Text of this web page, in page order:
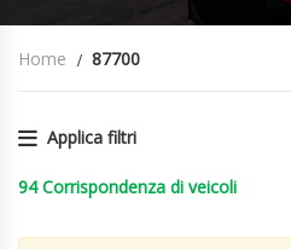
Home 87700
Applica filtri
94 Corrispondenza di veicoli